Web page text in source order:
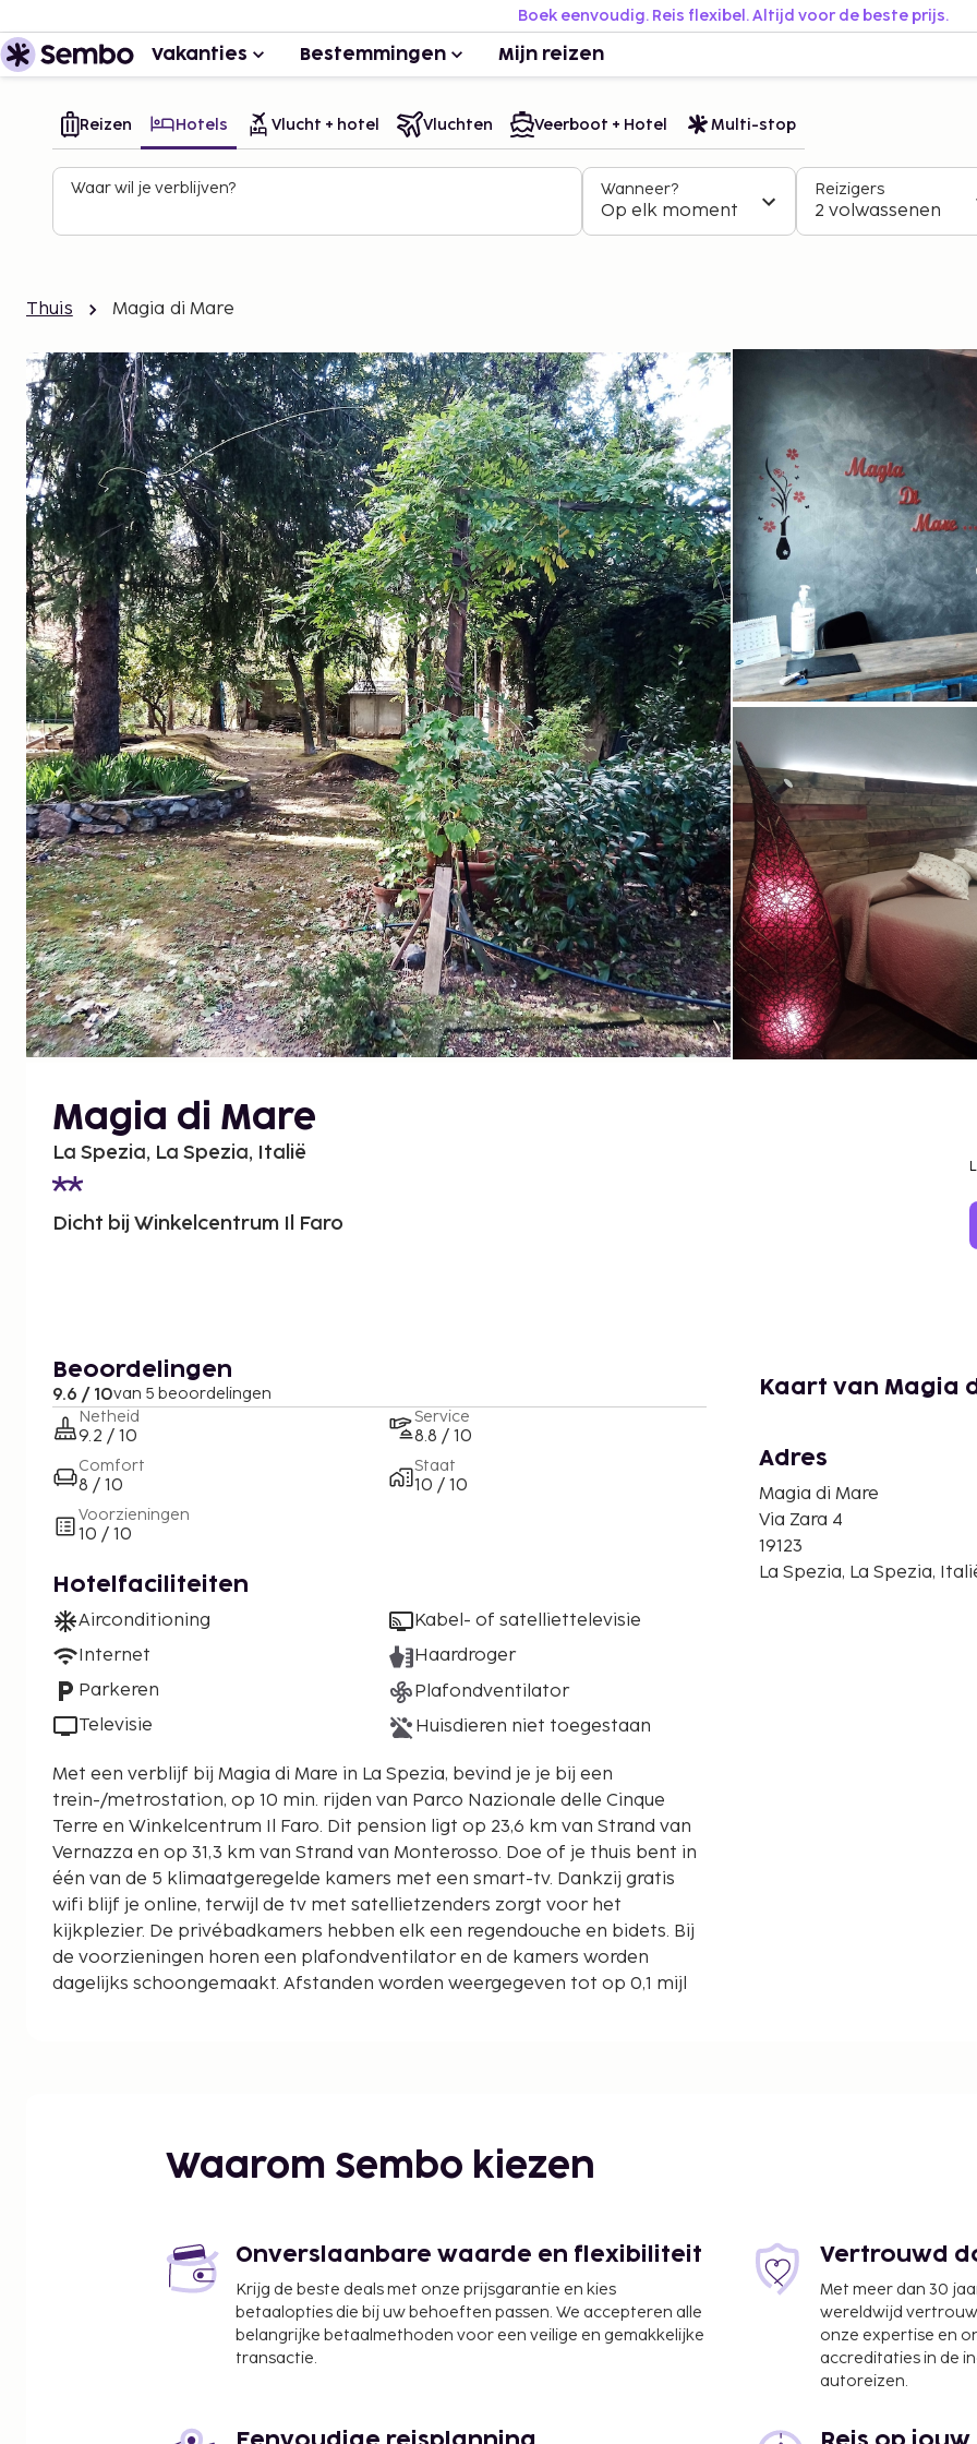
Boek eenvoudig. Reis flexibel. Altijd voor de beste prijs.
Vakanties Bestemmingen Mijn reizen
Reizen Hotels Vlucht + hotel Vluchten Veerboot + Hotel Multi-stop
Waar wil je verblijven? Wanneer?
Op elk moment
Reizigers
2 volwassenen
Thuis Magia di Mare
Magia di Mare
La Spezia, La Spezia, Italië
Dicht bij Winkelcentrum Il Faro
Beoordelingen
9.6 / 10van 5 beoordelingen
Netheid
9.2 / 10
Comfort
8 / 10
Voorzieningen
10 / 10
Service
8.8 / 10
Staat
10 / 10
Hotelfaciliteiten
Airconditioning
Internet
Parkeren
Televisie
Kabel- of satelliettelevisie
Haardroger
Plafondventilator
Huisdieren niet toegestaan
Met een verblijf bij Magia di Mare in La Spezia, bevind je je bij een
trein-/metrostation, op 10 min. rijden van Parco Nazionale delle Cinque
Terre en Winkelcentrum Il Faro. Dit pension ligt op 23,6 km van Strand van
Vernazza en op 31,3 km van Strand van Monterosso. Doe of je thuis bent in
één van de 5 klimaatgeregelde kamers met een smart-tv. Dankzij gratis
wifi blijf je online, terwijl de tv met satellietzenders zorgt voor het
kijkplezier. De privébadkamers hebben elk een regendouche en bidets. Bij
de voorzieningen horen een plafondventilator en de kamers worden
dagelijks schoongemaakt. Afstanden worden weergegeven tot op 0,1 mijl
Piazza Garibaldi - 1,3 km
Museo Amedeo Lia - 1,5 km
Kerk van Santa Maria Assunta - 1,6 km
Museo Tecnico Navale - 1,7 km
Museo d'Arte Moderna e Contemporanea (CAMeC) - 1,7 km
Castello San Giorgio - 1,9 km
Piazza Giuseppe Verdi - 2,1 km
Kaart van Magia
Adres
Magia di Mare
Via Zara 4
19123
La Spezia, La Spezia,
Waarom Sembo kiezen
Onverslaanbare waarde en flexibiliteit
Krijg de beste deals met onze prijsgarantie en kies
betaalopties die bij uw behoeften passen. We accepteren alle
belangrijke betaalmethoden voor een veilige en gemakkelijke
transactie.
Vertrouwd
Met meer dan 30
wereldwijd
onze expertise en
accreditaties in de
autoreizen.